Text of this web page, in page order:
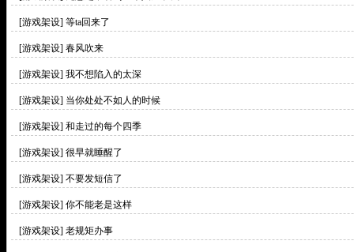
[游戏架设] 等ta回来了
[游戏架设] 春风吹来
[游戏架设] 我不想陷入的太深
[游戏架设] 当你处处不如人的时候
[游戏架设] 和走过的每个四季
[游戏架设] 很早就睡醒了
[游戏架设] 不要发短信了
[游戏架设] 你不能老是这样
[游戏架设] 老规矩办事